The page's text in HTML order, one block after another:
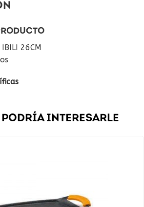
IBILI 26CM
INTERESARLE